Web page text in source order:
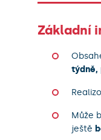
Základní
týdně,
Může
ještě